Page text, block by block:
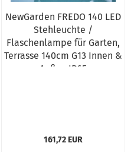
NewGarden FREDO 140 LED
Stehleuchte /
Flaschenlampe für Garten,
Terrasse 140cm G13 Innen &
Außen IP65
161,72 EUR